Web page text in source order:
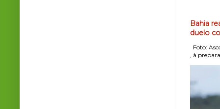
Bahia
duelo
Foto:
, à